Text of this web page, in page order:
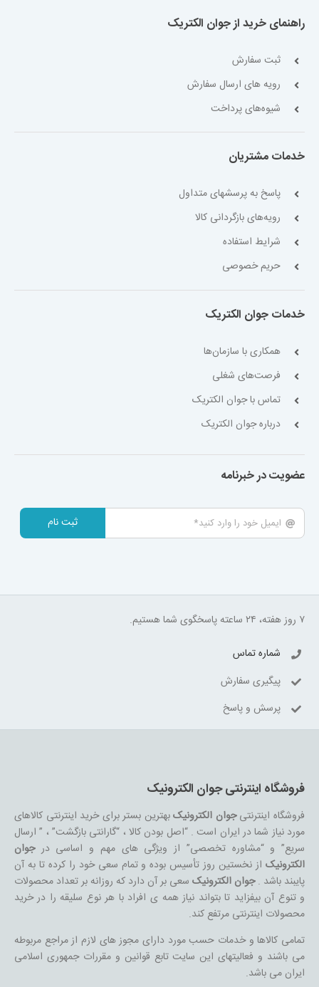
راهنمای خرید از جوان الکتریک
ثبت سفارش
رویه های ارسال سفارش
شیوه‌های پرداخت
خدمات مشتریان
پاسخ به پرسشهای متداول
رویه‌های بازگردانی کالا
شرایط استفاده
حریم خصوصی
خدمات جوان الکتریک
همکاری با سازمان‌ها
فرصت‌های شغلی
تماس با جوان الکتریک
درباره جوان الکتریک
عضویت در خبرنامه
ثبت نام
۷ روز هفته، ۲۴ ساعته پاسخگوی شما هستیم.
شماره تماس
پیگیری سفارش
پرسش و پاسخ
فروشگاه اینترنتی جوان الکترونیک
فروشگاه اینترنتیجوان الکترونیکبهترین بستر برای خرید اینترنتی کالاهای
مورد نیاز شما در ایران است . “اصل بودن کالا ، “گارانتی بازگشت” ، ” ارسال
سریع” و “مشاوره تخصصی” از ویژگی های مهم و اساسی درجوان
الکترونیکاز نخستین روز تأسیس بوده و تمام سعی خود را کرده تا به آن
پایبند باشد .جوان الکترونیکسعی بر آن دارد که روزانه بر تعداد محصولات
و تنوع آن بیفزاید تا بتواند نیاز همه ی افراد با هر نوع سلیقه را در خرید
محصولات اینترنتی مرتفع کند.
تمامی کالاها و خدمات حسب مورد دارای مجوز های لازم از مراجع مربوطه
می باشند و فعالیتهای این سایت تابع قوانین و مقررات جمهوری اسلامی
ایران می باشد.